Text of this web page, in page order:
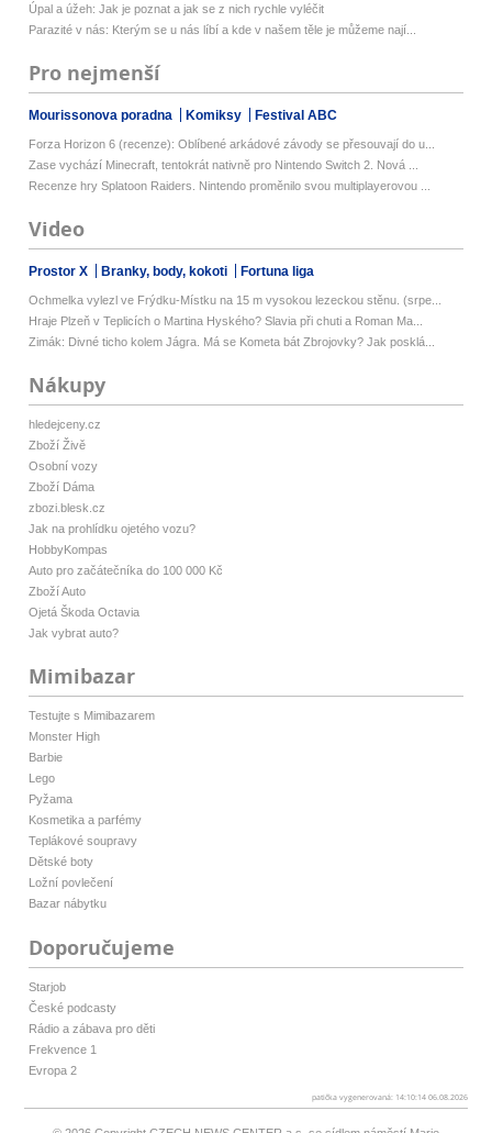
Úpal a úžeh: Jak je poznat a jak se z nich rychle vyléčit
Parazité v nás: Kterým se u nás líbí a kde v našem těle je můžeme nají...
Pro nejmenší
Mourissonova poradna Komiksy Festival ABC
Forza Horizon 6 (recenze): Oblíbené arkádové závody se přesouvají do u...
Zase vychází Minecraft, tentokrát nativně pro Nintendo Switch 2. Nová ...
Recenze hry Splatoon Raiders. Nintendo proměnilo svou multiplayerovou ...
Video
Prostor X Branky, body, kokoti Fortuna liga
Ochmelka vylezl ve Frýdku-Místku na 15 m vysokou lezeckou stěnu. (srpe...
Hraje Plzeň v Teplicích o Martina Hyského? Slavia při chuti a Roman Ma...
Zimák: Divné ticho kolem Jágra. Má se Kometa bát Zbrojovky? Jak posklá...
Nákupy
hledejceny.cz
Zboží Živě
Osobní vozy
Zboží Dáma
zbozi.blesk.cz
Jak na prohlídku ojetého vozu?
HobbyKompas
Auto pro začátečníka do 100 000 Kč
Zboží Auto
Ojetá Škoda Octavia
Jak vybrat auto?
Mimibazar
Testujte s Mimibazarem
Monster High
Barbie
Lego
Pyžama
Kosmetika a parfémy
Teplákové soupravy
Dětské boty
Ložní povlečení
Bazar nábytku
Doporučujeme
Starjob
České podcasty
Rádio a zábava pro děti
Frekvence 1
Evropa 2
patička vygenerovaná: 14:10:14 06.08.2026